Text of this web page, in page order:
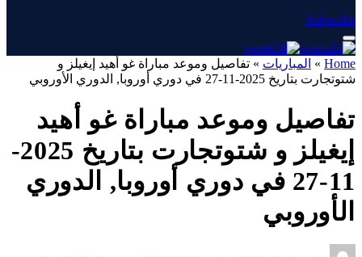
Subscribe
Home
» المباريات » تفاصيل وموعد مباراة غو أهيد إيغيلز و
شتوتجارت بتاريخ 2025-11-27 في دوري أوروبا, الدوري الأوروبي
تفاصيل وموعد مباراة غو أهيد
إيغيلز و شتوتجارت بتاريخ 2025-
11-27 في دوري أوروبا, الدوري
الأوروبي